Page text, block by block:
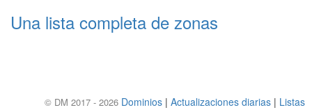
Una lista completa de zonas
© DM 2017 - 2026 Dominios | Actualizaciones diarias | Listas